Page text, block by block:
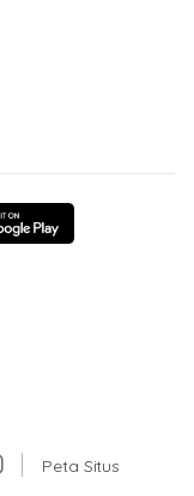
Peta Situs